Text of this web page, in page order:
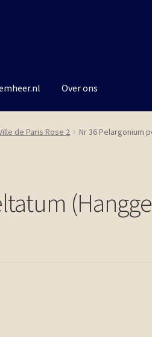
Over ons
de Paris Rose 2 Nr 36 Pelargonium